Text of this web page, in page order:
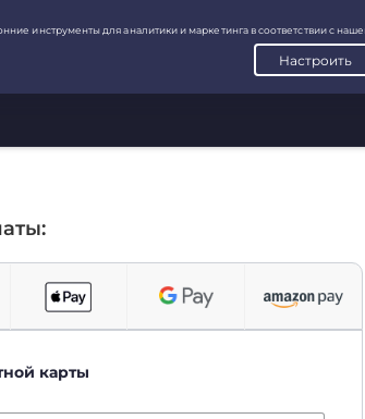
карты